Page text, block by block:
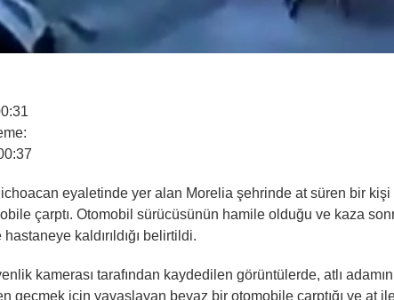
eyaletinde yer alan Morelia şehrinde at süren bir kişi
çarptı. Otomobil sürücüsünün hamile olduğu ve kaza
kaldırıldığı belirtildi.
kamerası tarafından kaydedilen görüntülerde, atlı adamın
geçmek için yavaşlayan beyaz bir otomobile çarptığı ve at